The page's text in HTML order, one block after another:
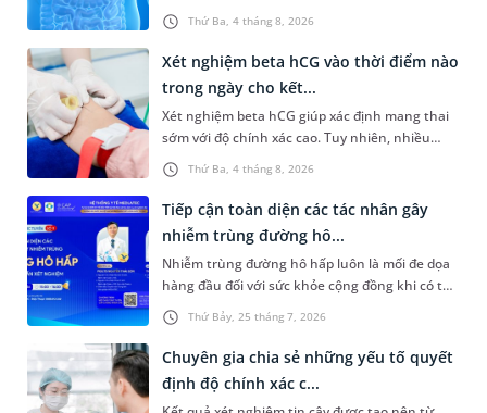
Thứ Ba, 4 tháng 8, 2026
dấu hiệu mờ nhạt, hoặc không có dấu hiệu.
Đây có thể là con đường dẫn đến xơ gan, ung
thư gan nếu không được phát hiện và điều trị
kịp thời. Hưởng ứng Ngày Viêm gan Thế giới
(28/7) với thông điệp "Bảo vệ lá gan khỏe
mạnh", Hệ thống Y tế MEDLATEC triển khai
chương trình ưu đãi đặc biệt, diễn ra từ nay
đến ngày 15/8/2026 tại hệ thống khám chữa
Thứ Ba, 4 tháng 8, 2026
Xét nghiệm beta hCG vào thời điểm nào
trong ngày cho kết...
Xét nghiệm beta hCG giúp xác định mang thai
sớm với độ chính xác cao. Tuy nhiên, nhiều
người vẫn băn khoăn xét nghiệm beta hCG vào
thời điểm nào trong ngày để yên tâm về độ
chính xác của kết quả nhận được. Bài viết dưới
đây sẽ cùng bạn tìm hiểu về thời điểm xét
nghiệm và những điều nên lưu ý để đảm bảo độ
kết quả có tính chính xác cao.
Thứ Bảy, 25 tháng 7, 2026
Tiếp cận toàn diện các tác nhân gây
nhiễm trùng đường hô...
Nhiễm trùng đường hô hấp luôn là mối đe dọa
hàng đầu đối với sức khỏe cộng đồng khi có thể
bùng phát bất kỳ lúc nào với vô số căn nguyên
phức tạp từ virus, vi khuẩn đến nấm và ký sinh
trùng. Việc chẩn đoán chậm trễ hoặc nhầm lẫn
tác nhân không chỉ khiến việc điều trị kéo dài,
tốn kém mà còn làm gia tăng nguy cơ kháng
Chuyên gia chia sẻ những yếu tố quyết
định độ chính xác c...